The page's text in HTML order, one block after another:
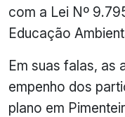
com a Lei Nº
Educação
Em suas falas, as
empenho dos
plano em